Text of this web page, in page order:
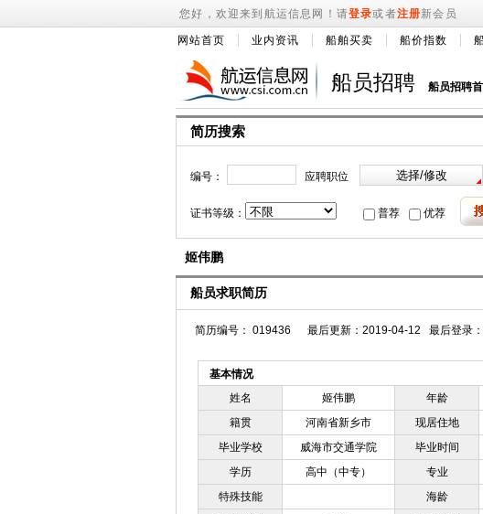
您好，欢迎来到航运信息网！请登录或者注册新会员
网站首页 业内资讯 船舶买卖 船价指数
船员招聘 船员招聘
简历搜索
编号： 应聘职位
证书等级： 普荐 优荐
姬伟鹏
船员求职简历
简历编号： 019436 最后更新：2019-04-12 最后登录
基本情况
姓名
姬伟鹏 年龄
籍贯
河南省新乡市 现居住地
毕业学校
威海市交通学院 毕业时间
学历 高中（中专） 专业
特殊技能
海龄